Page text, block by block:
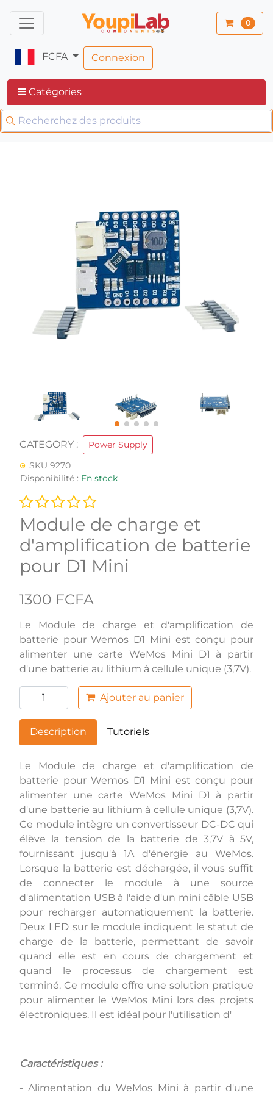
0
FCFA Connexion
Catégories
CATEGORY :
Power Supply
SKU 9270
Disponibilité : En stock
Module de charge et
d'amplification de batterie
pour D1 Mini
1300 FCFA
Le Module de charge et d'amplification de
batterie pour Wemos D1 Mini est conçu pour
alimenter une carte WeMos Mini D1 à partir
d'une batterie au lithium à cellule unique (3,7V).
Ajouter au panier
Description Tutoriels
Le Module de charge et d'amplification de
batterie pour Wemos D1 Mini est conçu pour
alimenter une carte WeMos Mini D1 à partir
d'une batterie au lithium à cellule unique (3,7V).
Ce module intègre un convertisseur DC-DC qui
élève la tension de la batterie de 3,7V à 5V,
fournissant jusqu'à 1A d'énergie au WeMos.
Lorsque la batterie est déchargée, il vous suffit
de connecter le module à une source
d'alimentation USB à l'aide d'un mini câble USB
pour recharger automatiquement la batterie.
Deux LED sur le module indiquent le statut de
charge de la batterie, permettant de savoir
quand elle est en cours de chargement et
quand le processus de chargement est
terminé. Ce module offre une solution pratique
pour alimenter le WeMos Mini lors des projets
électroniques. Il est idéal pour l'utilisation d'
Caractéristiques :
- Alimentation du WeMos Mini à partir d'une